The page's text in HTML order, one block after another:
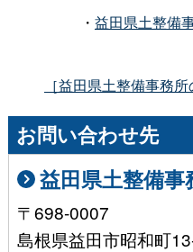
・ 益田県土整備
［益田県土整備事務
お問い合わせ先
益田県土整備事
〒698-0007
島根県益田市昭和町